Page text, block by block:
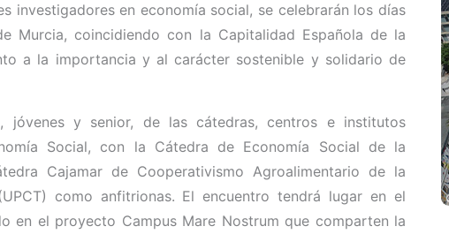
investigadores en economía social, se celebrarán los días
Murcia, coincidiendo con la Capitalidad Española de la
a la importancia y al carácter sostenible y solidario de
jóvenes y senior, de las cátedras, centros e institutos
Social, con la Cátedra de Economía Social de la
Cajamar de Cooperativismo Agroalimentario de la
como anfitrionas. El encuentrotendrá lugar en el
en el proyecto Campus Mare Nostrum que comparten la